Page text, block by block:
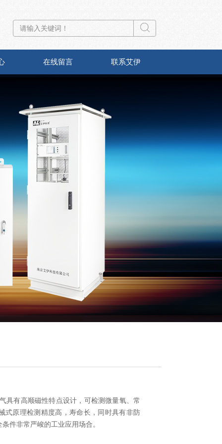
在线留言 联系艾伊
具有高顺磁性特点设计，可检测微量氧、常
式原理检测精度高，寿命长，同时具有非防
件非常严峻的工业应用场合。